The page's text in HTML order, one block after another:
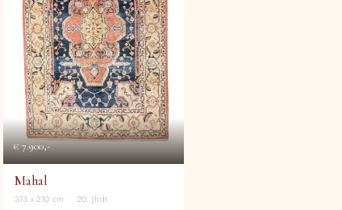
€ 7.900,-
Mahal
313 x 210 cm · 20. Jhdt.